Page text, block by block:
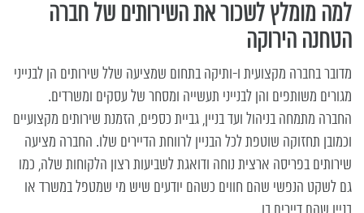
למה מומלץ לשכור את השירותים של חברה
הטחנה הירוקה
מדובר בחברה מקצועית ו-ותיקה בתחום שמציעה שלל שירותים הן לבנייני
מגורים משותפים והן לבנייני תעשייה ומסחר של עסקים ומשרדים.
החברה מתמחה בניהול ועד בניין, גביית כספים, הזמנת שירותים מקצועיים
וכמובן תחזוקה שוטפת לכל הבניין לרווחת הדיירים שלו. החברה מציעה
שירותים בפריסה ארצית נוחה ודואגת לשביעות רצון הלקוחות שלה, כמו
גם לשקט הנפשי שהם חווים כשהם יודעים שיש מי שמטפל במשרד או